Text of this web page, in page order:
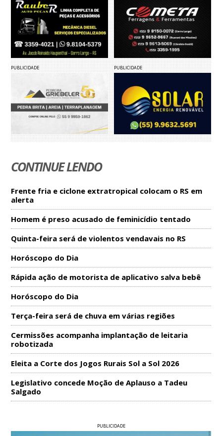
PUBLICIDADE PUBLICIDADE
CONTINUE LENDO
Frente fria e ciclone extratropical colocam o RS em
alerta
Homem é preso acusado de feminicídio tentado
Quinta-feira será de violentos vendavais no RS
Horóscopo do Dia
Rápida ação de motorista de aplicativo salva bebê
Horóscopo do Dia
Terça-feira será de chuva em várias regiões
Cermissões acompanha implantação de leitaria
robotizada
Eleita a Corte dos Jogos Rurais Sol a Sol 2026
Legislativo concede Moção de Aplauso a Tadeu
Salgado
PUBLICIDADE